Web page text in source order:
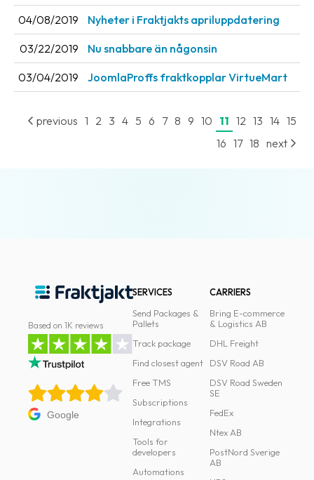
About
Fraktjakt
Media
Coworkers
Job
and
conditions
Privacy
Prohibited
and
04/08/2019 Nyheter i Fraktjakts apriluppdatering
03/22/2019 Nu snabbare än någonsin
03/04/2019 JoomlaProffs fraktkopplar VirtueMart
previous 1 2 3 4 5 6 7 8 9 10 11 12 13 14 15
16 17 18 next
Based on 1K reviews
Google
SERVICES
Send Packages &
Pallets
Track package
Find closest agent
Free TMS
Subscriptions
Integrations
Tools for
developers
Automations
CARRIERS
Bring E-commerce
& Logistics AB
DHL Freight
DSV Road AB
DSV Road Sweden
SE
FedEx
Ntex AB
PostNord Sverige
AB